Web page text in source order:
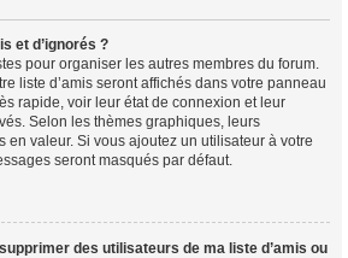
et d’ignorés ?
pour organiser les autres membres du forum.
liste d’amis seront affichés dans votre panneau
rapide, voir leur état de connexion et leur
Selon les thèmes graphiques, leurs
en valeur. Si vous ajoutez un utilisateur à votre
seront masqués par défaut.
des utilisateurs de ma liste d’amis ou